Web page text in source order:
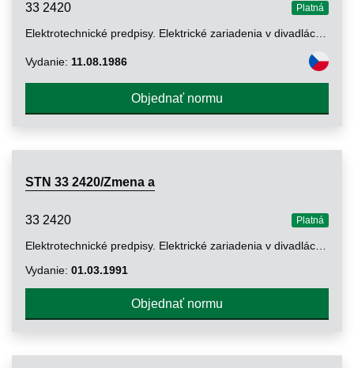
33 2420 Platná
Vydanie: 11.08.1986
Objednať normu
STN 33 2420/Zmena a
33 2420 Platná
Vydanie: 01.03.1991
Objednať normu